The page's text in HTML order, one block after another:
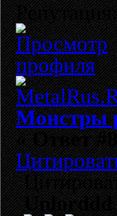
Монстры
«Ответ
Unlorddd